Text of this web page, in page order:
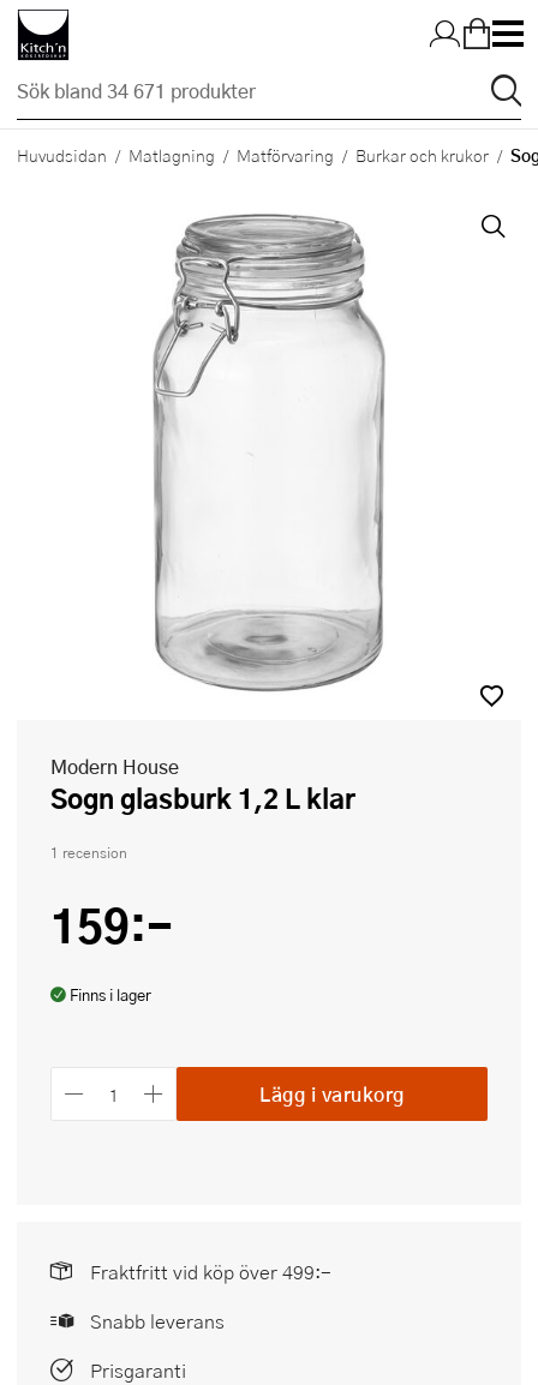
Hopp till huvudinnehållet
Huvudsidan Matlagning Matförvaring Burkar och krukor
Modern House
Sogn glasburk 1,2 L klar
1 recension
159:-
Finns i lager
Lägg i varukorg
Fraktfritt vid köp över 499:-
Snabb leverans
Prisgaranti